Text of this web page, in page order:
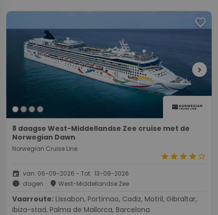
favorite
chevron_right
8 daagse West-Middellandse Zee cruise met de
Norwegian Dawn
Norwegian Cruise Line
starstarstarstarstar_border
event van: 06-09-2026 - Tot: 13-09-2026
schedule dagen place West-Middellandse Zee
Vaarroute:
Ibiza-stad, Palma de Mallorca, Barcelona